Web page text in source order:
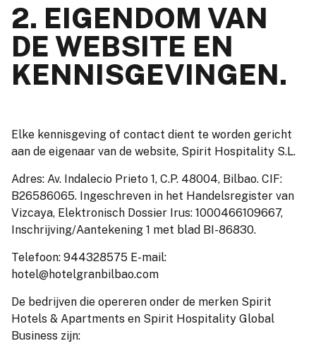
2. EIGENDOM VAN
DE WEBSITE EN
KENNISGEVINGEN.
Elke kennisgeving of contact dient te worden gericht
aan de eigenaar van de website, Spirit Hospitality S.L.
Adres: Av. Indalecio Prieto 1, C.P. 48004, Bilbao. CIF:
B26586065. Ingeschreven in het Handelsregister van
Vizcaya, Elektronisch Dossier Irus: 1000466109667,
Inschrijving/Aantekening 1 met blad BI-86830.
Telefoon: 944328575 E-mail:
hotel@hotelgranbilbao.com
De bedrijven die opereren onder de merken Spirit
Hotels & Apartments en Spirit Hospitality Global
Business zijn: